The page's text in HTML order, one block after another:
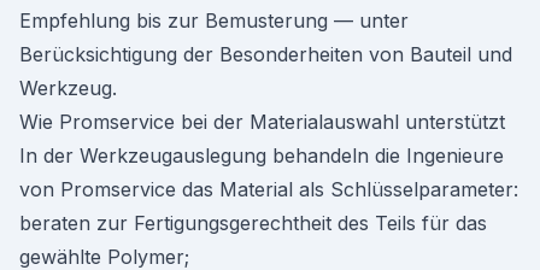
Empfehlung bis zur Bemusterung — unter
Berücksichtigung der Besonderheiten von Bauteil und
Werkzeug.
Wie Promservice bei der Materialauswahl unterstützt
In der Werkzeugauslegung behandeln die Ingenieure
von Promservice das Material als Schlüsselparameter:
beraten zur Fertigungsgerechtheit des Teils für das
gewählte Polymer;